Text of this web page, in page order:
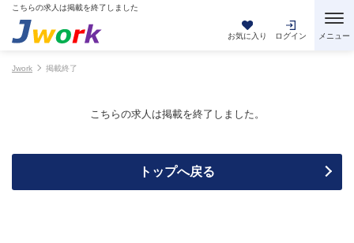
こちらの求人は掲載を終了しました
お気に入り ログイン
Jwork 掲載終了
こちらの求人は掲載を終了しました。
トップへ戻る